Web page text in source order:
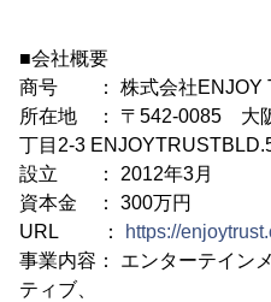
■会社概要
商号 ： 株式会社ENJOY
所在地 ： 〒542-0085 大
丁目2-3
設立 ： 2012年3月
資本金 ： 300万円
URL ：
https://
事業内容： エンターテイン
ティブ、